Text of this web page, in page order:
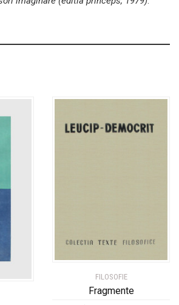
FILOSOFIE
Fragmente